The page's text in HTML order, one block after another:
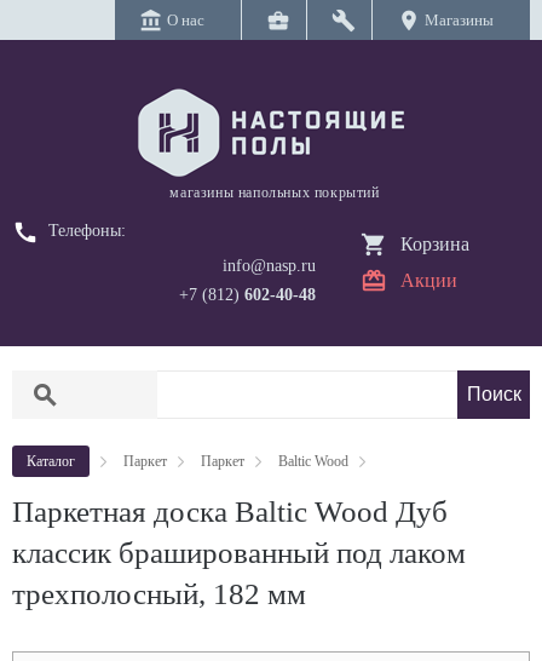
account_balance О нас business_center build location_on Магазины
магазины напольных покрытий
call
Телефоны:
info@nasp.ru
+7 (812) 602-40-48
Корзина
Акции
search
Каталог Паркет Паркет Baltic Wood
Паркетная доска Baltic Wood Дуб
классик брашированный под лаком
трехполосный, 182 мм